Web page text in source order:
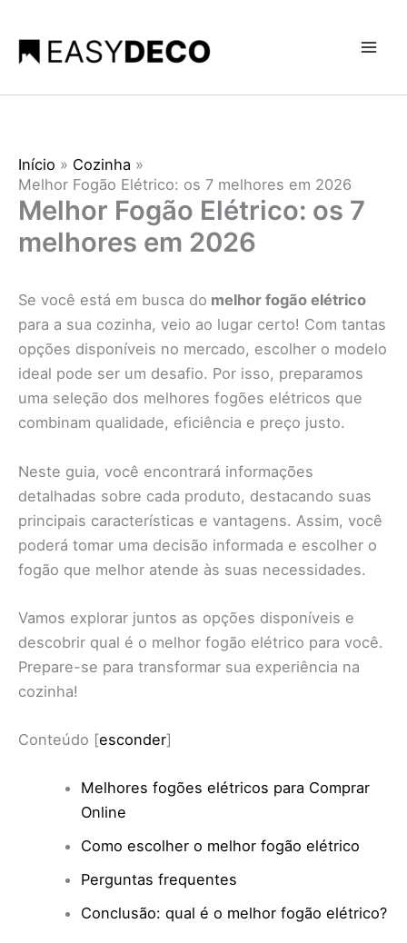
para
Início
Cozinha
Melhor Fogão Elétrico: os 7 melhores em 2026
Melhor Fogão Elétrico: os 7
melhores em 2026
Se você está em busca do melhor fogão elétrico
para a sua cozinha, veio ao lugar certo! Com tantas
opções disponíveis no mercado, escolher o modelo
ideal pode ser um desafio. Por isso, preparamos
uma seleção dos melhores fogões elétricos que
combinam qualidade, eficiência e preço justo.
Neste guia, você encontrará informações
detalhadas sobre cada produto, destacando suas
principais características e vantagens. Assim, você
poderá tomar uma decisão informada e escolher o
fogão que melhor atende às suas necessidades.
Vamos explorar juntos as opções disponíveis e
descobrir qual é o melhor fogão elétrico para você.
Prepare-se para transformar sua experiência na
cozinha!
Conteúdo [esconder]
Melhores fogões elétricos para Comprar
Online
Como escolher o melhor fogão elétrico
Perguntas frequentes
Conclusão: qual é o melhor fogão elétrico?